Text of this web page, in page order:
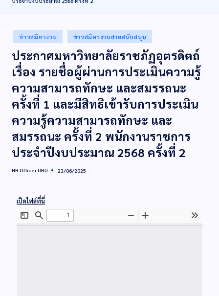
ข่าวสมัครงาน ข่าวสมัครงานสายสนับสนุน
ประกาศมหาวิทยาลัยราชภัฏอุตรดิตถ์
เรื่อง รายชื่อผู้ผ่านการประเมินความรู้
ความสามารถทักษะ และสมรรถนะ
ครั้งที่ 1 และมีสิทธิเข้ารับการประเมิน
ความรู้ความสามารถทักษะ และ
สมรรถนะ ครั้งที่ 2 พนักงานราชการ
ประจำปีงบประมาณ 2568 ครั้งที่ 2
HR Officer URU 23/06/2025
เปิดไฟล์ที่นี่